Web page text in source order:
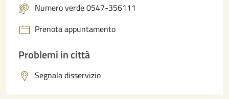
Numero verde 0547-356111
Prenota appuntamento
Problemi in città
Segnala disservizio